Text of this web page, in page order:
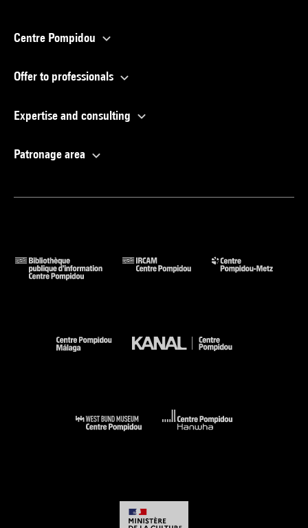
Centre Pompidou
Offer to professionals
Expertise and consulting
Patronage area